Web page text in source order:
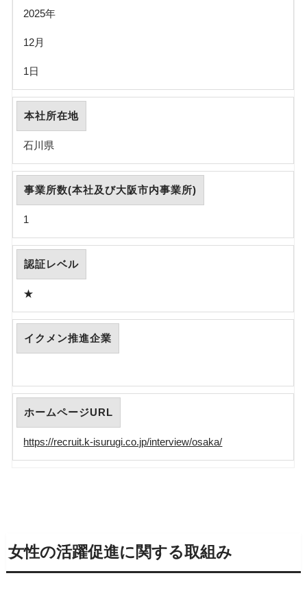
2025年
12月
1日
本社所在地
石川県
事業所数(本社及び大阪市内事業所)
1
認証レベル
★
イクメン推進企業
ホームページURL
https://recruit.k-isurugi.co.jp/interview/osaka/
女性の活躍促進に関する取組み